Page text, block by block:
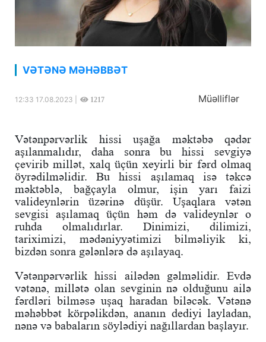
VƏTƏNƏ MƏHƏBBƏT
12:33 17.08.2023 | 1217 Müəlliflər
Vətənpərvərlik hissi uşağa məktəbə qədər
aşılanmalıdır, daha sonra bu hissi sevgiyə
çevirib millət, xalq üçün xeyirli bir fərd olmaq
öyrədilməlidir. Bu hissi aşılamaq isə təkcə
məktəblə, bağçayla olmur, işin yarı faizi
valideynlərin üzərinə düşür. Uşaqlara vətən
sevgisi aşılamaq üçün həm də valideynlər o
ruhda olmalıdırlar. Dinimizi, dilimizi,
tariximizi, mədəniyyətimizi bilməliyik ki,
bizdən sonra gələnlərə də aşılayaq.
Vətənpərvərlik hissi ailədən gəlməlidir. Evdə
vətənə, millətə olan sevginin nə olduğunu ailə
fərdləri bilməsə uşaq haradan biləcək. Vətənə
məhəbbət körpəlikdən, ananın dediyi layladan,
nənə və babaların söylədiyi nağıllardan başlayır.